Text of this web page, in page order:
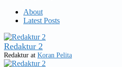
About
Latest Posts
Redaktur 2
Redaktur at Koran Pelita